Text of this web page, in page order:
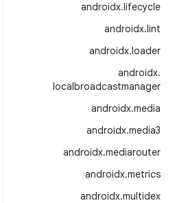
androidx.lifecycle
androidx.lint
androidx.loader
androidx.
localbroadcastmanager
androidx.media
androidx.media3
androidx.mediarouter
androidx.metrics
androidx.multidex